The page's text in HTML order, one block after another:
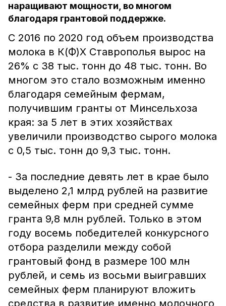
наращивают мощности, во многом
благодаря грантовой поддержке.
С 2016 по 2020 год объем производства
молока в К(Ф)Х Ставрополья вырос на
26% с 38 тыс. тонн до 48 тыс. тонн. Во
многом это стало возможным именно
благодаря семейным фермам,
получившим гранты от Минсельхоза
края: за 5 лет в этих хозяйствах
увеличили производство сырого молока
с 0,5 тыс. тонн до 9,3 тыс. тонн.
- За последние девять лет в крае было
выделено 2,1 млрд рублей на развитие
семейных ферм при средней сумме
гранта 9,8 млн рублей. Только в этом
году восемь победителей конкурсного
отбора разделили между собой
грантовый фонд в размере 100 млн
рублей, и семь из восьми выигравших
семейных ферм планируют вложить
средства в развитие именно молочного